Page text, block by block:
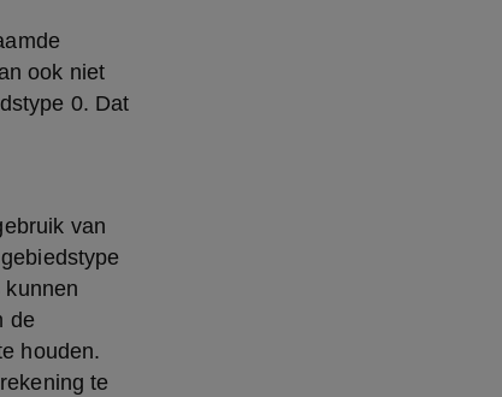
ook niet
0. Dat
van
kunnen
de
houden.
te